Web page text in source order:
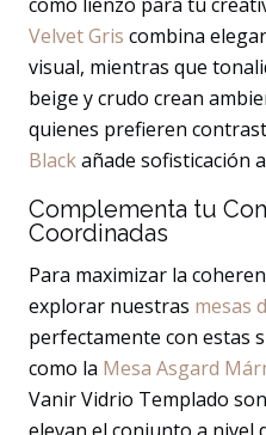
Velvet Gris combina
visual, mientras que
beige y crudo crean
quienes prefieren
Blackañade sofisticación
Complementa tu
Coordinadas
Para maximizar la
explorar nuestras mesas
perfectamente con estas
como la Mesa Asgard
Vanir Vidrio Templado